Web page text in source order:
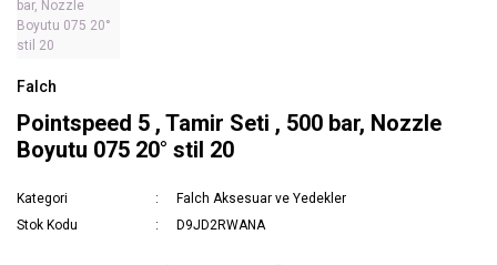
Falch
Pointspeed 5 , Tamir Seti , 500 bar, Nozzle
Boyutu 075 20° stil 20
Kategori
Falch Aksesuar ve Yedekler
Stok Kodu
D9JD2RWANA